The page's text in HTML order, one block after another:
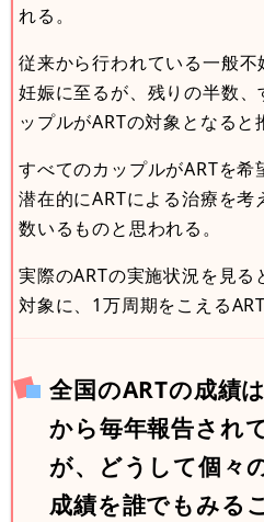
れる。
従来から行われている一般
妊娠に至るが、残りの半数
ップルがARTの対象となると
すべてのカップルがARTを希
潜在的にARTによる治療を考
数いるものと思われる。
実際のARTの実施状況を見
対象に、1万周期をこえる
全国のARTの成績
から毎年報告され
が、どうして個々
成績を誰でもみる